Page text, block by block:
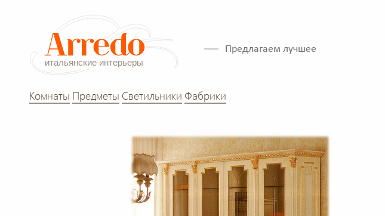
Предлагаем лучшее
Комнаты Предметы Светильники Фабрики